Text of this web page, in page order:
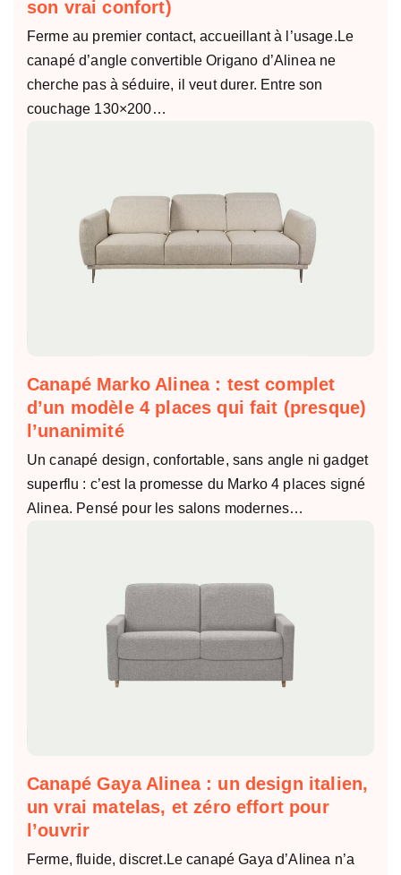
son vrai confort)
Ferme au premier contact, accueillant à l’usage.Le
canapé d’angle convertible Origano d’Alinea ne
cherche pas à séduire, il veut durer. Entre son
couchage 130×200…
Canapé Marko Alinea : test complet
d’un modèle 4 places qui fait (presque)
l’unanimité
Un canapé design, confortable, sans angle ni gadget
superflu : c’est la promesse du Marko 4 places signé
Alinea. Pensé pour les salons modernes…
Canapé Gaya Alinea : un design italien,
un vrai matelas, et zéro effort pour
l’ouvrir
Ferme, fluide, discret.Le canapé Gaya d’Alinea n’a